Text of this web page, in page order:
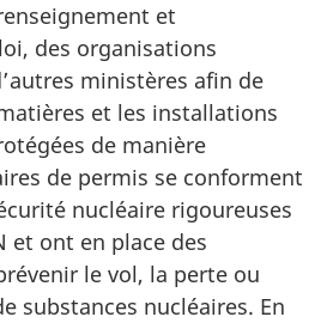
et
des organisations
ministères afin de
et les installations
de manière
de permis se conforment
nucléaire rigoureuses
et ont en place des
le vol, la perte ou
substances nucléaires. En